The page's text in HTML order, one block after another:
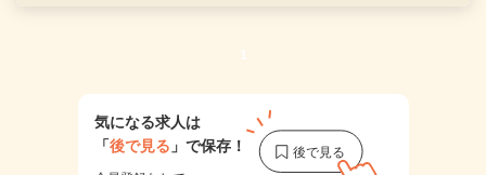
1
気になる求人は
「後で見る 」で保存！